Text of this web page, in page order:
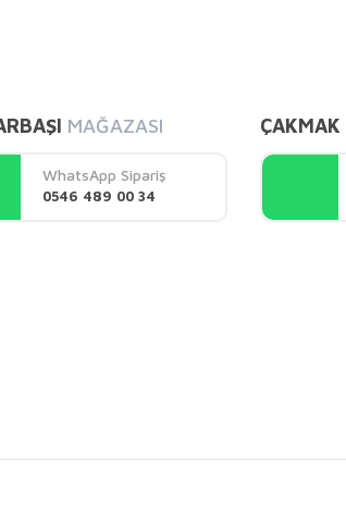
Yorum Yaz
MAĞAZASI
WhatsApp Sipariş
0546 489 00 34
ÇAKMAK